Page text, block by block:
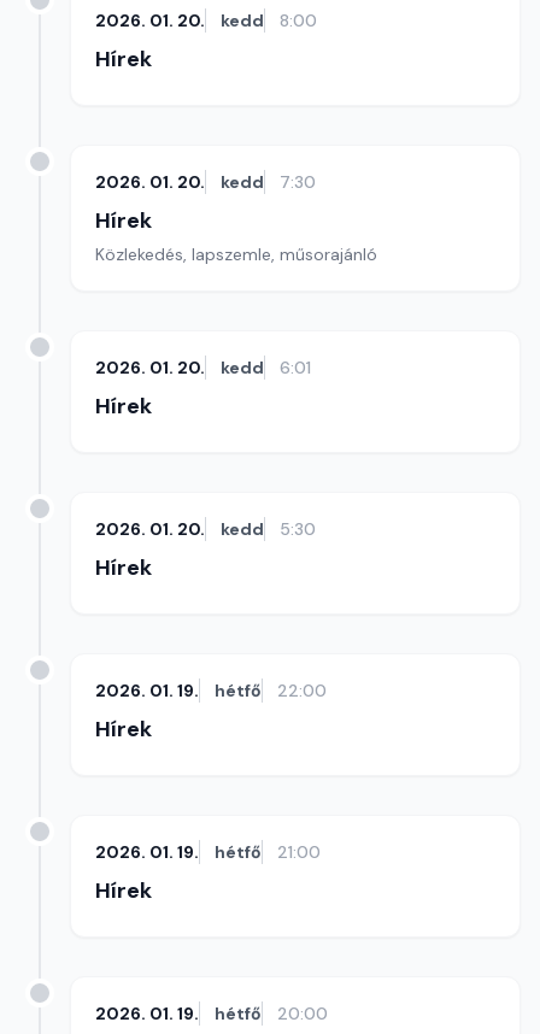
2026. 01. 20. kedd 8:00
Hírek
2026. 01. 20. kedd 7:30
Hírek
Közlekedés, lapszemle, műsorajánló
2026. 01. 20. kedd 6:01
Hírek
2026. 01. 20. kedd 5:30
Hírek
2026. 01. 19. hétfő 22:00
Hírek
2026. 01. 19. hétfő 21:00
Hírek
2026. 01. 19. hétfő 20:00